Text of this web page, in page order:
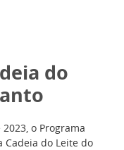
do
o Programa
Cadeia do Leite do